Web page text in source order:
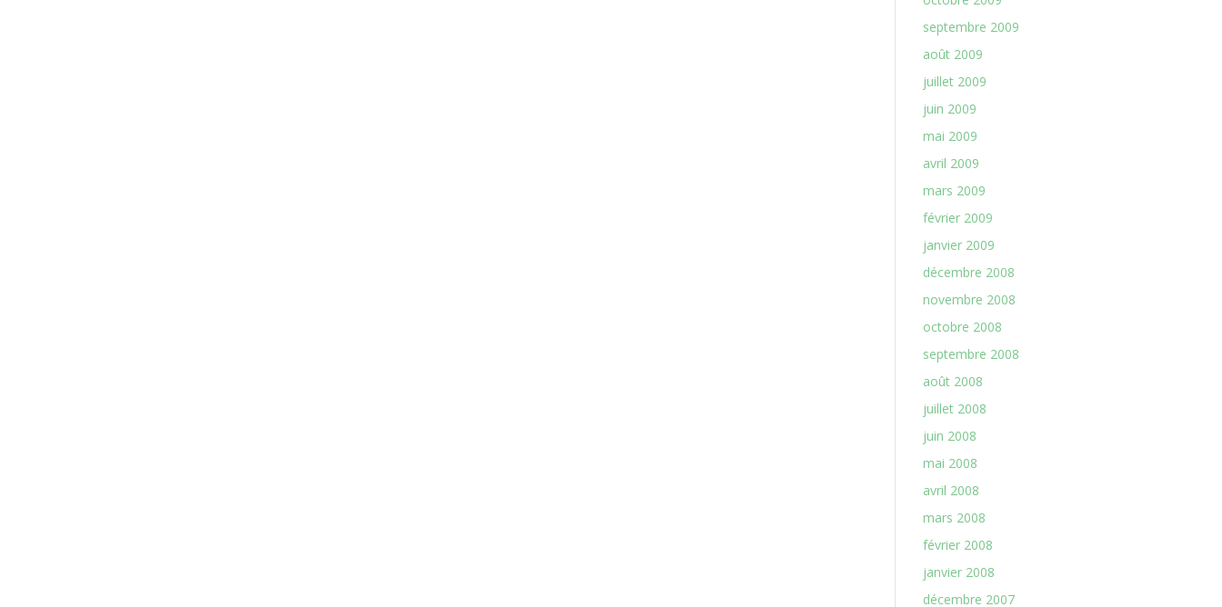
septembre 2009
août 2009
juillet 2009
juin 2009
mai 2009
avril 2009
mars 2009
février 2009
janvier 2009
décembre 2008
novembre 2008
octobre 2008
septembre 2008
août 2008
juillet 2008
juin 2008
mai 2008
avril 2008
mars 2008
février 2008
janvier 2008
décembre 2007